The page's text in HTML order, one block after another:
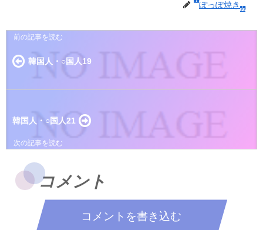
ぽっぽ焼き
韓国人・○国人19
韓国人・○国人21
コメント
コメントを書き込む